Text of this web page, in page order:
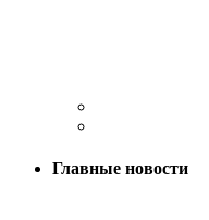
Главные новости